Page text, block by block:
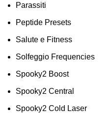
Parassiti
Peptide Presets
Salute e Fitness
Solfeggio Frequencies
Spooky2 Boost
Spooky2 Central
Spooky2 Cold Laser